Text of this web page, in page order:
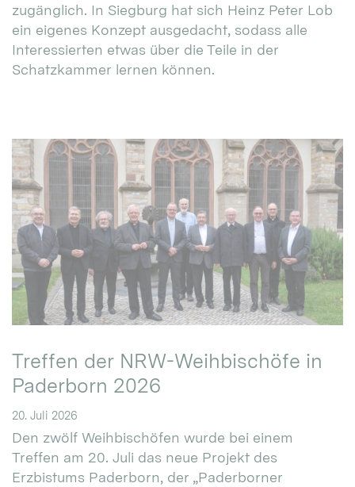
zugänglich. In Siegburg hat sich Heinz Peter Lob
ein eigenes Konzept ausgedacht, sodass alle
Interessierten etwas über die Teile in der
Schatzkammer lernen können.
Treffen der NRW-Weihbischöfe in
Paderborn 2026
20. Juli 2026
Den zwölf Weihbischöfen wurde bei einem
Treffen am 20. Juli das neue Projekt des
Erzbistums Paderborn, der „Paderborner